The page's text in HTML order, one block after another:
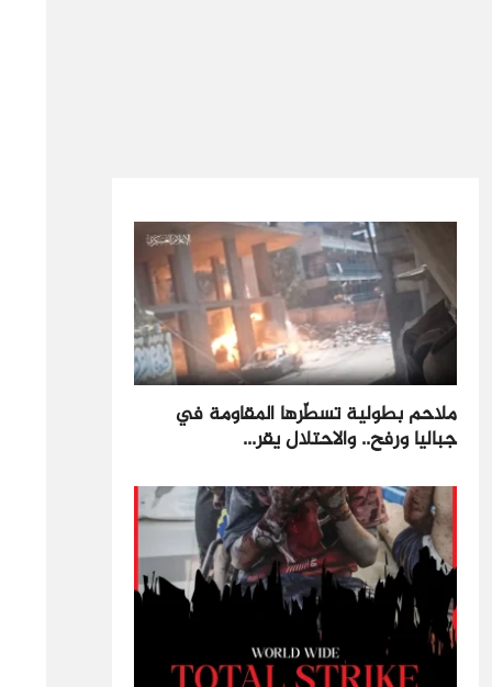
ملاحم بطولية تسطّرها المقاومة في
جباليا ورفح.. والاحتلال يقر...